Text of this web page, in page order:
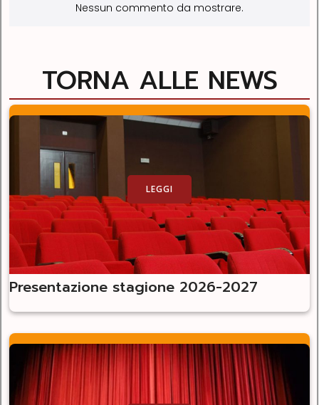
Nessun commento da mostrare.
TORNA ALLE NEWS
LEGGI
Presentazione stagione 2026-2027